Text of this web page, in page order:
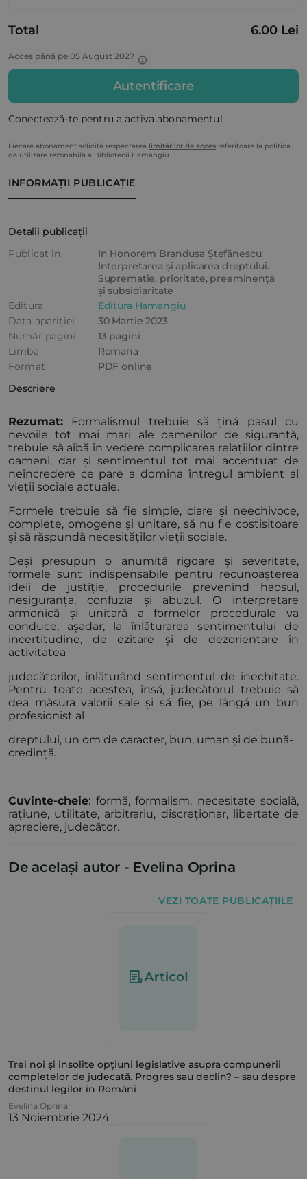
INFORMAȚII PUBLICAȚIE
Detalii publicații
Publicat în
In Honorem Brandușa Ștefănescu.
Interpretarea și aplicarea dreptului.
Supremație, prioritate, preeminență
și subsidiaritate
Editura
Editura Hamangiu
Data apariției
30 Martie 2023
Număr pagini
13 pagini
Limba
Romana
Format
PDF online
Descriere
Rezumat: Formalismul trebuie să țină pasul cu
nevoile tot mai mari ale oamenilor de siguranță,
trebuie să aibă în vedere complicarea relațiilor dintre
oameni, dar și sentimentul tot mai accentuat de
neîncredere ce pare a domina întregul ambient al
vieții sociale actuale.
Formele trebuie să fie simple, clare și neechivoce,
complete, omogene și unitare, să nu fie costisitoare
și să răspundă necesităților vieții sociale.
Deși presupun o anumită rigoare și severitate,
formele sunt indispensabile pentru recunoașterea
ideii de justiție, procedurile prevenind haosul,
nesiguranța, confuzia și abuzul. O interpretare
armonică și unitară a formelor procedurale va
conduce, așadar, la înlăturarea sentimentului de
incertitudine, de ezitare și de dezorientare în
activitatea
judecătorilor, înlăturând sentimentul de inechitate.
Pentru toate acestea, însă, judecătorul trebuie să
dea măsura valorii sale și să fie, pe lângă un bun
profesionist al
dreptului, un om de caracter, bun, uman și de bună-
credință.
Cuvinte-cheie: formă, formalism, necesitate socială,
rațiune, utilitate, arbitrariu, discreționar, libertate de
apreciere, judecător.
Total 6.00 Lei
Acces până pe 05 August 2027
Autentificare
Conectează-te pentru a activa abonamentul
Fiecare abonament solicită respectarea limitărilor de acces referitoare la politica
de utilizare rezonabilă a Bibliotecii Hamangiu
De același autor - Evelina Oprina
VEZI TOATE PUBLICAȚIILE
Trei noi și insolite opțiuni legislative asupra compunerii
completelor de judecată. Progres sau declin? – sau despre
destinul legilor în Români
Evelina Oprina
13 Noiembrie 2024